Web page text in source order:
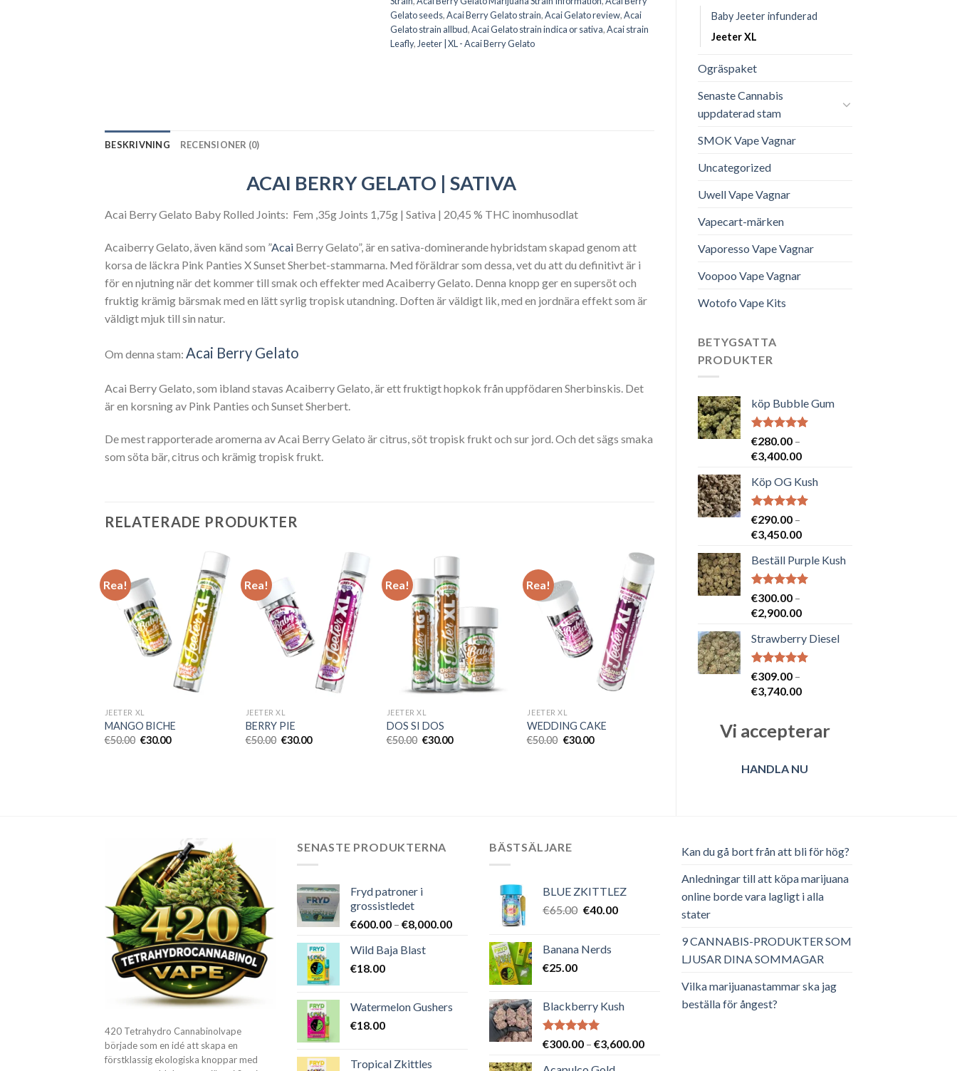
Baby Jeeter infunderad
Jeeter XL
Ogräspaket
Senaste Cannabis
uppdaterad stam
SMOK Vape Vagnar
Uncategorized
Uwell Vape Vagnar
Vapecart-märken
Vaporesso Vape Vagnar
Voopoo Vape Vagnar
Wotofo Vape Kits
BETYGSATTA
PRODUKTER
köp Bubble Gum
Betygsatt
5.00av 5
€280.00 –
€3,400.00Prisintervall:
till
€3,400.00
Köp OG Kush
Betygsatt
5.00av 5
€290.00 –
€3,450.00Prisintervall:
till
€3,450.00
Beställ Purple Kush
Betygsatt
5.00av 5
€300.00 –
€2,900.00Prisintervall:
till
€2,900.00
Strawberry Diesel
Betygsatt
5.00av 5
€309.00 –
€3,740.00Prisintervall:
€3,740.00
Vi accepterar
HANDLA NU
Gelato seeds,Acai Berry Gelato strain,Acai Gelato review,Acai
Gelato strain allbud,Acai Gelato strain indica or sativa,Acai strain
Leafly, Jeeter | XL - Acai Berry Gelato
BESKRIVNING RECENSIONER (0)
ACAI BERRY GELATO | SATIVA
Acai Berry Gelato Baby Rolled Joints: Fem ,35g Joints 1,75g | Sativa | 20,45 % THC inomhusodlat
Acaiberry Gelato, även känd som ”Acai Berry Gelato”, är en sativa-dominerande hybridstam skapad genom att
korsa de läckra Pink Panties X Sunset Sherbet-stammarna. Med föräldrar som dessa, vet du att du definitivt är i
för en njutning när det kommer till smak och effekter med Acaiberry Gelato. Denna knopp ger en supersöt och
fruktig krämig bärsmak med en lätt syrlig tropisk utandning. Doften är väldigt lik, med en jordnära effekt som är
väldigt mjuk till sin natur.
Om denna stam: Acai Berry Gelato
Acai Berry Gelato, som ibland stavas Acaiberry Gelato, är ett fruktigt hopkok från uppfödaren Sherbinskis. Det
är en korsning av Pink Panties och Sunset Sherbert.
De mest rapporterade aromerna av Acai Berry Gelato är citrus, söt tropisk frukt och sur jord. Och det sägs smaka
som söta bär, citrus och krämig tropisk frukt.
RELATERADE PRODUKTER
Rea!
JEETER XL
MANGO BICHE
€50.00 Det
€30.00Det
Rea!
JEETER XL
BERRY PIE
€50.00 Det
€30.00Det
Rea!
JEETER XL
DOS SI DOS
€50.00 Det
€30.00Det
Rea!
JEETER XL
WEDDING CAKE
€50.00 Det
€30.00Det
420 Tetrahydro Cannabinolvape
började som en idé att skapa en
förstklassig ekologiska knoppar med
SENASTE PRODUKTERNA
Fryd patroner i
grossistledet
€600.00 – €8,000.00Prisintervall:
€8,000.00
Wild Baja Blast
€18.00
Watermelon Gushers
€18.00
Tropical Zkittles
BÄSTSÄLJARE
BLUE ZKITTLEZ
€65.00 Det
var:
€40.00Det
Banana Nerds
€25.00
Blackberry Kush
Betygsatt
€300.00 – €3,600.00Prisintervall:
Kan du gå bort från att bli för hög?
Anledningar till att köpa marijuana
online borde vara lagligt i alla
stater
9 CANNABIS-PRODUKTER SOM
LJUSAR DINA SOMMAGAR
Vilka marijuanastammar ska jag
beställa för ångest?